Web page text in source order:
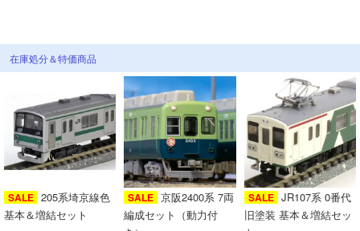
在庫処分＆特価商品
SALE 205系埼京線色
基本＆増結セット
SALE 京阪2400系 7両
編成セット（動力付
SALE JR107系 0番代
旧塗装 基本＆増結セッ